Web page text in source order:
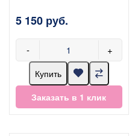
5 150 руб.
- +
Купить
Заказать в 1 клик